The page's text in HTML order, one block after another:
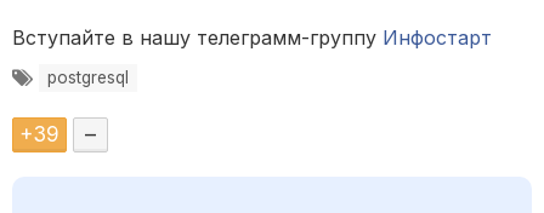
Вступайте в нашу телеграмм-группу Инфостарт
postgresql
+39 –